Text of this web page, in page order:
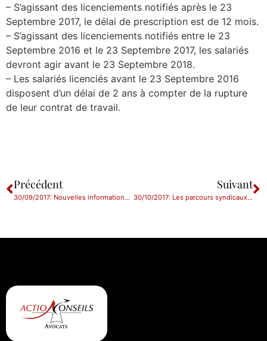
– S’agissant des licenciements notifiés après le 23
Septembre 2017, le délai de prescription est de 12 mois.
– S’agissant des licenciements notifiés entre le 23
Septembre 2016 et le 23 Septembre 2017, les salariés
devront agir avant le 23 Septembre 2018.
– Les salariés licenciés avant le 23 Septembre 2016
disposent d’un délai de 2 ans à compter de la rupture
de leur contrat de travail.
Précédent
30/09/2017: Nouvelles informations à fournir par les Sociétés sur leur « bénéficiaire effectif »
Suivant
30/10/2017: Les parcours syndicaux et électifs font l’objet d’une reconnaissance légale